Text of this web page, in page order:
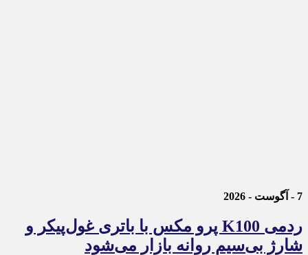
7 - آگوست - 2026
ردمی K100 پرو مکس با باتری غول‌پیکر و
شارژ بی‌سیم روانه بازار می‌شود